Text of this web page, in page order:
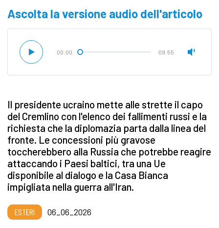
Ascolta la versione audio dell'articolo
00:00 09:55
Il presidente ucraino mette alle strette il capo
del Cremlino con l'elenco dei fallimenti russi e la
richiesta che la diplomazia parta dalla linea del
fronte. Le concessioni più gravose
toccherebbero alla Russia che potrebbe reagire
attaccando i Paesi baltici, tra una Ue
disponibile al dialogo e la Casa Bianca
impigliata nella guerra all'Iran.
ESTERI 06_06_2026